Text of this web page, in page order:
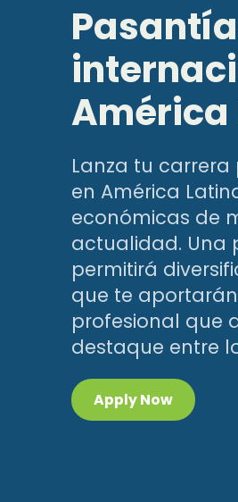
América
Lanza tu
en América
económicas de
actualidad. Una
permitirá
que te
profesional que
destaque entre
Apply Now